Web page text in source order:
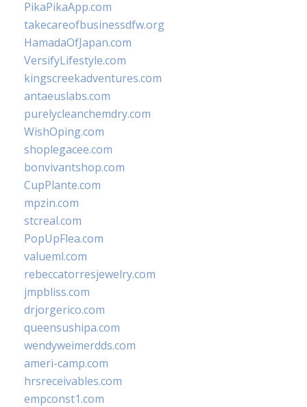
PikaPikaApp.com
takecareofbusinessdfw.org
HamadaOfJapan.com
VersifyLifestyle.com
kingscreekadventures.com
antaeuslabs.com
purelycleanchemdry.com
WishOping.com
shoplegacee.com
bonvivantshop.com
CupPlante.com
mpzin.com
stcreal.com
PopUpFlea.com
valueml.com
rebeccatorresjewelry.com
jmpbliss.com
drjorgerico.com
queensushipa.com
wendyweimerdds.com
ameri-camp.com
hrsreceivables.com
empconst1.com